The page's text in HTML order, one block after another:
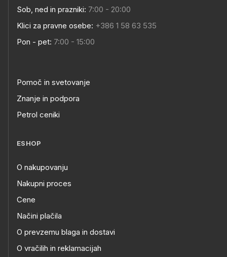
Sob, ned in prazniki: 7:00 - 20:00
Klici za pravne osebe: +386 1 58 63 535
Pon - pet: 7:00 - 15:00
Pomoč in svetovanje
Znanje in podpora
Petrol ceniki
ESHOP
O nakupovanju
Nakupni proces
Cene
Načini plačila
O prevzemu blaga in dostavi
O vračilih in reklamacijah